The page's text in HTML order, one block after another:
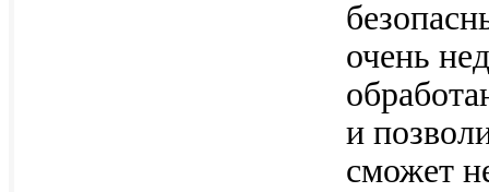
очень
и
сможет